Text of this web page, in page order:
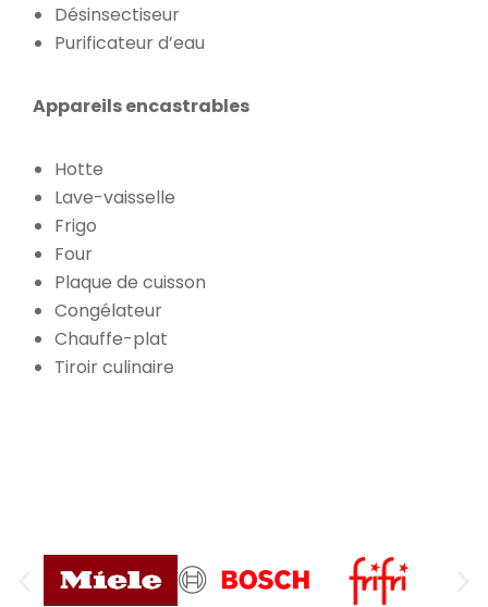
Désinsectiseur
Purificateur d’eau
Appareils encastrables
Hotte
Lave-vaisselle
Frigo
Four
Plaque de cuisson
Congélateur
Chauffe-plat
Tiroir culinaire